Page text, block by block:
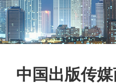
中国出版传